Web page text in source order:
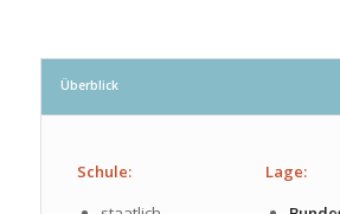
Überblick
Schule:
Lage: